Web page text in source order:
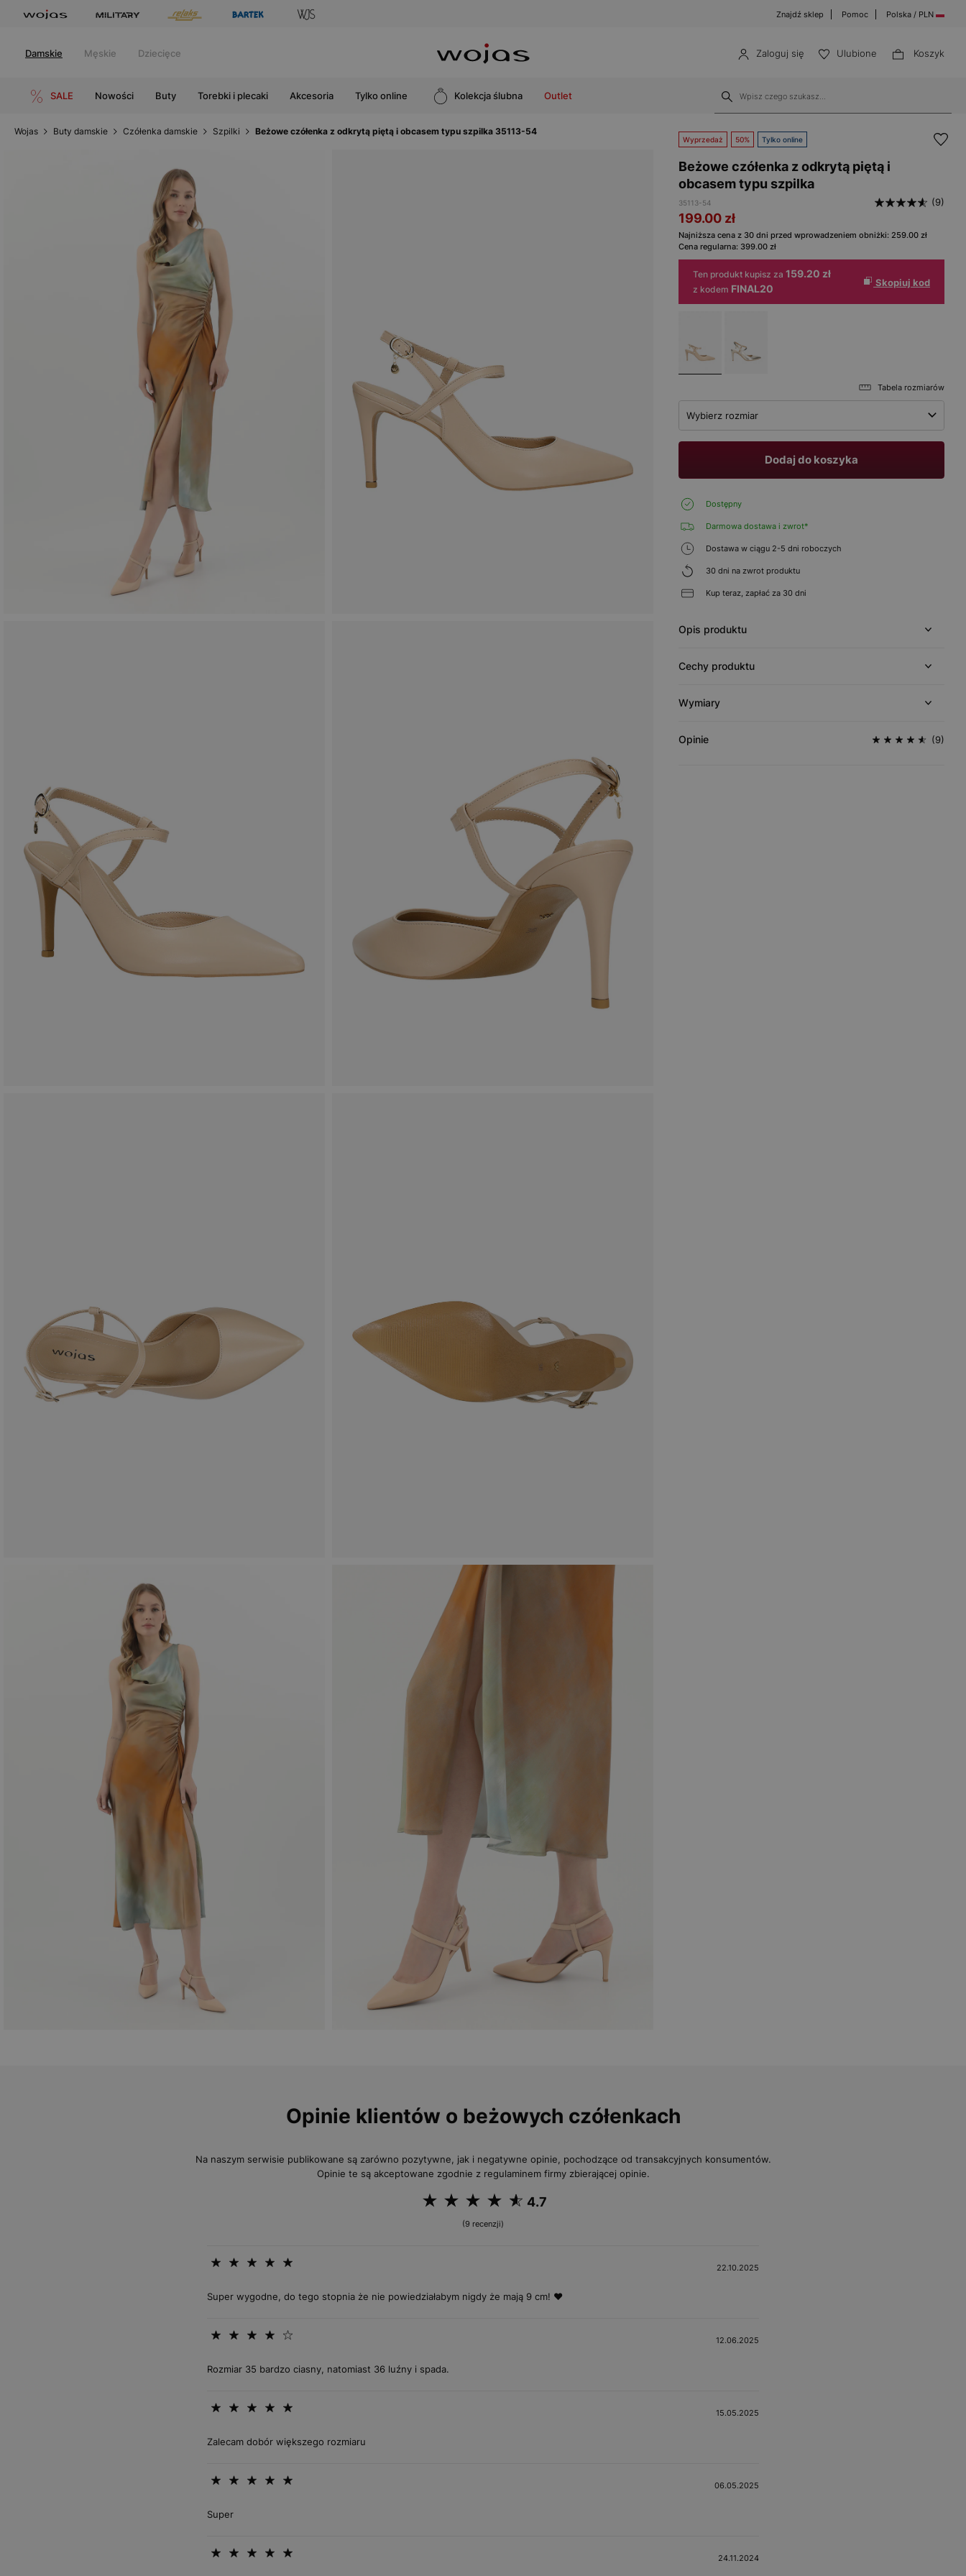
Znajdź sklep Pomoc Polska / PLN
Damskie Męskie Dziecięce Zaloguj się Ulubione Koszyk
SALE Nowości Buty Torebki i plecaki Akcesoria Tylko online Kolekcja ślubna Outlet
Wojas Buty damskie Czółenka damskie Szpilki Beżowe czółenka z odkrytą piętą i obcasem typu szpilka 35113-54
Wyprzedaż 50% Tylko online
Beżowe czółenka z odkrytą piętą i
obcasem typu szpilka
35113-54 (9)
199.00 zł
Najniższa cena z 30 dni przed wprowadzeniem obniżki: 259.00 zł
Cena regularna: 399.00 zł
Ten produkt kupisz za 159.20 zł
z kodem FINAL20 Skopiuj kod
Tabela rozmiarów
Wybierz rozmiar
Dodaj do koszyka
Dostępny
Darmowa dostawa i zwrot*
Dostawa w ciągu 2-5 dni roboczych
30 dni na zwrot produktu
Kup teraz, zapłać za 30 dni
Opis produktu
Cechy produktu
Wymiary
Opinie (9)
Opinie klientów o beżowych czółenkach
Na naszym serwisie publikowane są zarówno pozytywne, jak i negatywne opinie, pochodzące od transakcyjnych konsumentów.
Opinie te są akceptowane zgodnie z regulaminem firmy zbierającej opinie.
4.7
(9 recenzji)
22.10.2025
Super wygodne, do tego stopnia że nie powiedziałabym nigdy że mają 9 cm! ❤️
12.06.2025
Rozmiar 35 bardzo ciasny, natomiast 36 luźny i spada.
15.05.2025
Zalecam dobór większego rozmiaru
06.05.2025
Super
24.11.2024